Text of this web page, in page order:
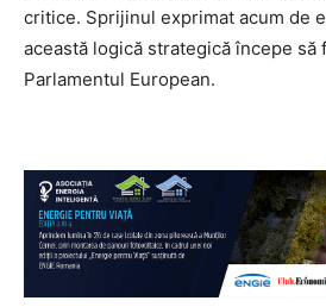
critice. Sprijinul exprimat acum de
această logică strategică începe să
Parlamentul European.